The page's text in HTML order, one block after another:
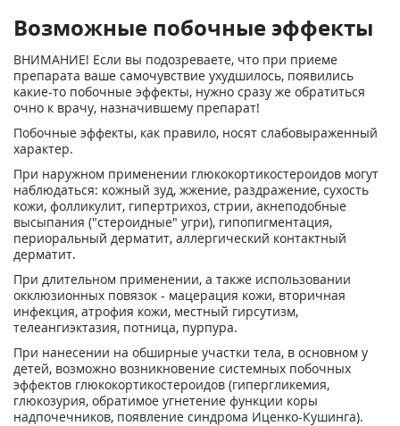
Возможные побочные эффекты
ВНИМАНИЕ! Если вы подозреваете, что при приеме
препарата ваше самочувствие ухудшилось, появились
какие-то побочные эффекты, нужно сразу же обратиться
очно к врачу, назначившему препарат!
Побочные эффекты, как правило, носят слабовыраженный
характер.
При наружном применении глюкокортикостероидов могут
наблюдаться: кожный зуд, жжение, раздражение, сухость
кожи, фолликулит, гипертрихоз, стрии, акнеподобные
высыпания ("стероидные" угри), гипопигментация,
периоральный дерматит, аллергический контактный
дерматит.
При длительном применении, а также использовании
окклюзионных повязок - мацерация кожи, вторичная
инфекция, атрофия кожи, местный гирсутизм,
телеангиэктазия, потница, пурпура.
При нанесении на обширные участки тела, в основном у
детей, возможно возникновение системных побочных
эффектов глюкокортикостероидов (гипергликемия,
глюкозурия, обратимое угнетение функции коры
надпочечников, появление синдрома Иценко-Кушинга).